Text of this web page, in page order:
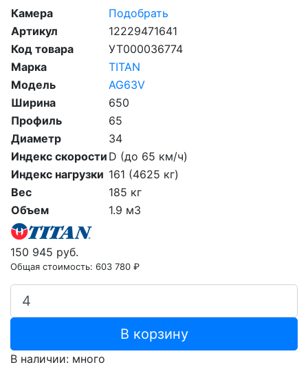
Камера
Подобрать
Артикул
12229471641
Код товара
УТ000036774
Марка
TITAN
Модель
AG63V
Ширина
650
Профиль
65
Диаметр
34
Индекс скорости D (до 65 км/ч)
Индекс нагрузки 161 (4625 кг)
Вес
185 кг
Объем
1.9 м3
150 945 руб.
Общая стоимость: 603 780 ₽
В корзину
В наличии: много